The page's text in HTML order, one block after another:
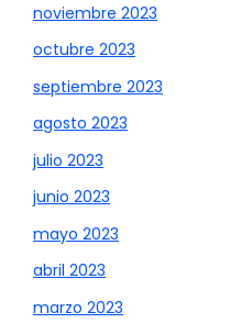
noviembre 2023
octubre 2023
septiembre 2023
agosto 2023
julio 2023
junio 2023
mayo 2023
abril 2023
marzo 2023